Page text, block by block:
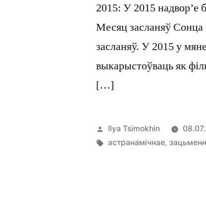
2015: У 2015 надвор’е
Месяц засланяў
засланяў. У 2015 у
выкарыстоўваць як
[…]
Posted
by
Ilya Tsimokhin
Tags:
астранамічнае,